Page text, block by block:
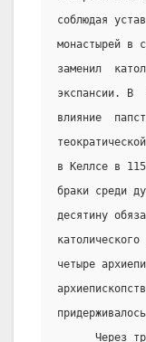
соблюдая
монастырей в
заменил
экспансии. В
влияние
в Келлсе в
браки среди
десятину
четыре
Через